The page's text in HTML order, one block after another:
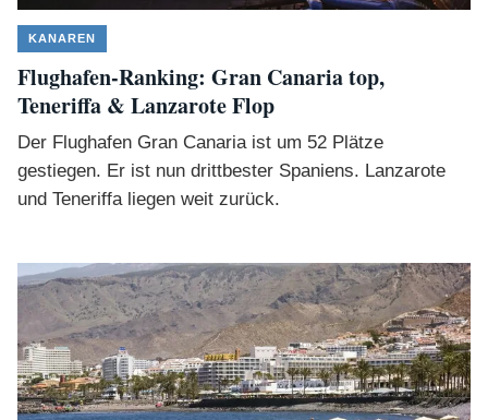
KANAREN
Flughafen-Ranking: Gran Canaria top,
Teneriffa & Lanzarote Flop
Der Flughafen Gran Canaria ist um 52 Plätze
gestiegen. Er ist nun drittbester Spaniens. Lanzarote
und Teneriffa liegen weit zurück.